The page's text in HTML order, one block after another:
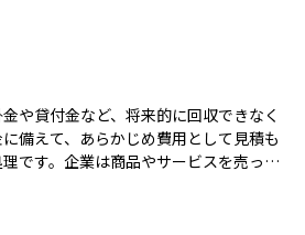
よって定められています。
や貸付金など、将来的に回収できなく
備えて、あらかじめ費用として見積も
です。企業は商品やサービスを売った